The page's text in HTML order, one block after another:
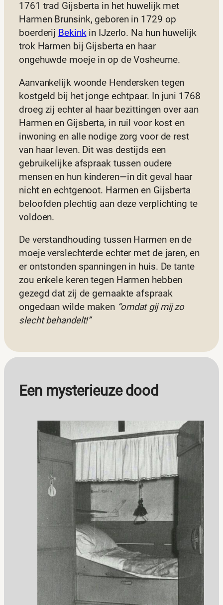
1761 trad Gijsberta in het huwelijk met
Harmen Brunsink, geboren in 1729 op
boerderij Bekinkin IJzerlo. Na hun huwelijk
trok Harmen bij Gijsberta en haar
ongehuwde moeje in op de Vosheurne.
Aanvankelijk woonde Hendersken tegen
kostgeld bij het jonge echtpaar. In juni 1768
droeg zij echter al haar bezittingen over aan
Harmen en Gijsberta, in ruil voor kost en
inwoning en alle nodige zorg voor de rest
van haar leven. Dit was destijds een
gebruikelijke afspraak tussen oudere
mensen en hun kinderen—in dit geval haar
nicht en echtgenoot. Harmen en Gijsberta
beloofden plechtig aan deze verplichting te
voldoen.
De verstandhouding tussen Harmen en de
moeje verslechterde echter met de jaren, en
er ontstonden spanningen in huis. De tante
zou enkele keren tegen Harmen hebben
gezegd dat zij de gemaakte afspraak
ongedaan wilde maken “omdat gij mij zo
slecht behandelt!”
Een mysterieuze dood